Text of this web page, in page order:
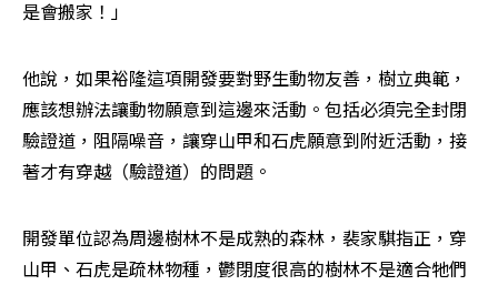
是會搬家！」
他說，如果裕隆這項開發要對野生動物友善，樹立典範，
應該想辦法讓動物願意到這邊來活動。包括必須完全封閉
驗證道，阻隔噪音，讓穿山甲和石虎願意到附近活動，接
著才有穿越（驗證道）的問題。
開發單位認為周邊樹林不是成熟的森林，裴家騏指正，穿
山甲、石虎是疏林物種，鬱閉度很高的樹林不是適合牠們